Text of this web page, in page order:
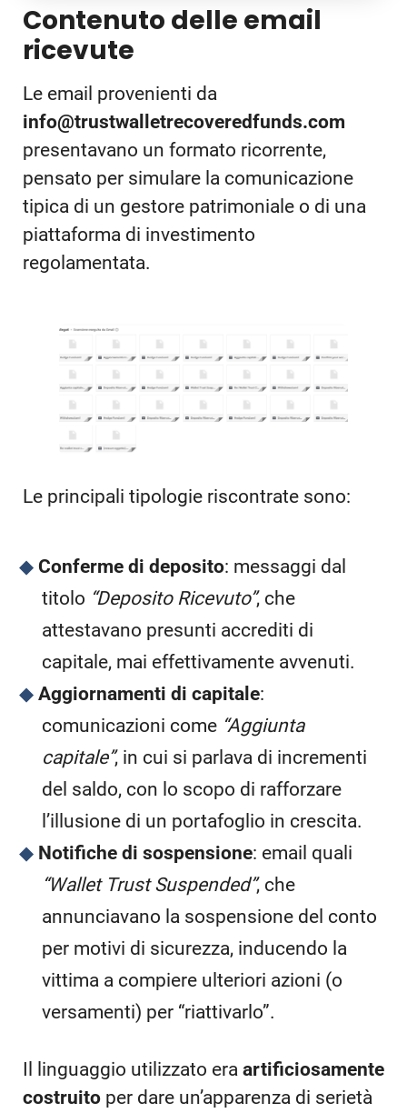
Contenuto delle email
ricevute
Le email provenienti da
info@trustwalletrecoveredfunds.com
presentavano un formato ricorrente,
pensato per simulare la comunicazione
tipica di un gestore patrimoniale o di una
piattaforma di investimento
regolamentata.
Le principali tipologie riscontrate sono:
Conferme di deposito: messaggi dal
titolo “Deposito Ricevuto”, che
attestavano presunti accrediti di
capitale, mai effettivamente avvenuti.
Aggiornamenti di capitale:
comunicazioni come “Aggiunta
capitale”, in cui si parlava di incrementi
del saldo, con lo scopo di rafforzare
l’illusione di un portafoglio in crescita.
Notifiche di sospensione: email quali
“Wallet Trust Suspended”, che
annunciavano la sospensione del conto
per motivi di sicurezza, inducendo la
vittima a compiere ulteriori azioni (o
versamenti) per “riattivarlo”.
Il linguaggio utilizzato era artificiosamente
costruito per dare un’apparenza di serietà